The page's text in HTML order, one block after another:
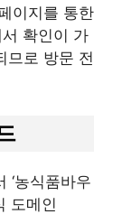
이지를 통한
확인이 가
므로 방문 전
‘농식품바우
도메인